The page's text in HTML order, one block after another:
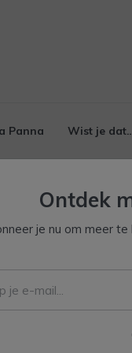
Panna Wist je
Ontdek
je nu om meer